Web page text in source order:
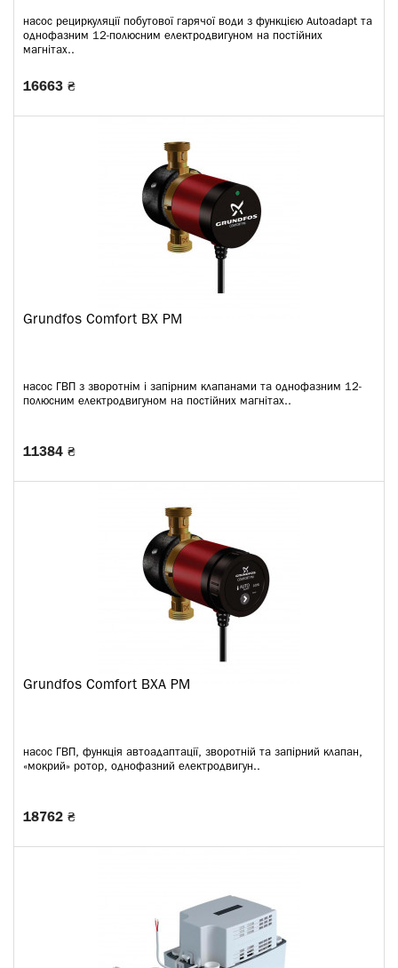
насос рециркуляції побутової гарячої води з функцією Autoadapt та
однофазним 12-полюсним електродвигуном на постійних
магнітах..
16663 ₴
Grundfos Comfort BX PM
насос ГВП з зворотнім і запірним клапанами та однофазним 12-
полюсним електродвигуном на постійних магнітах..
11384 ₴
Grundfos Comfort BXA PM
насос ГВП, функція автоадаптації, зворотній та запірний клапан,
«мокрий» ротор, однофазний електродвигун..
18762 ₴